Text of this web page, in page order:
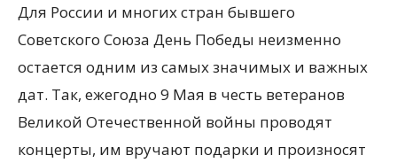
Для России и многих стран бывшего
Советского Союза День Победы неизменно
остается одним из самых значимых и важных
дат. Так, ежегодно 9 Мая в честь ветеранов
Великой Отечественной войны проводят
концерты, им вручают подарки и произносят